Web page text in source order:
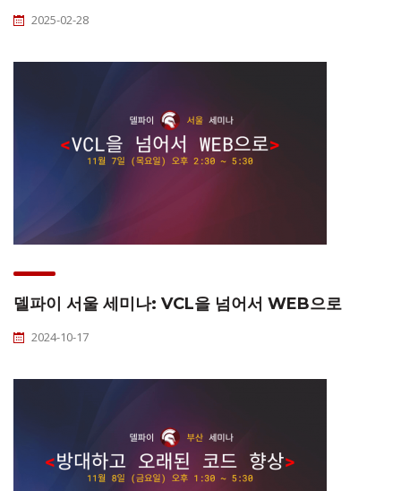
2025-02-28
델파이 서울 세미나: VCL을 넘어서 WEB으로
2024-10-17